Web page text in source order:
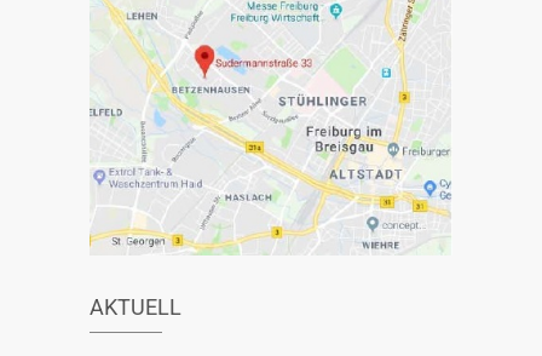
AKTUELL